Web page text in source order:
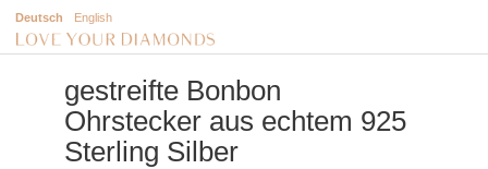
Deutsch English
gestreifte Bonbon
Ohrstecker aus echtem 925
Sterling Silber